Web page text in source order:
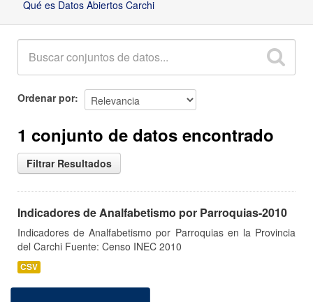
Qué es Datos Abiertos Carchi
Ordenar por
1 conjunto de datos encontrado
Filtrar Resultados
Indicadores de Analfabetismo por Parroquias-2010
Indicadores de Analfabetismo por Parroquias en la Provincia
del Carchi Fuente: Censo INEC 2010
CSV